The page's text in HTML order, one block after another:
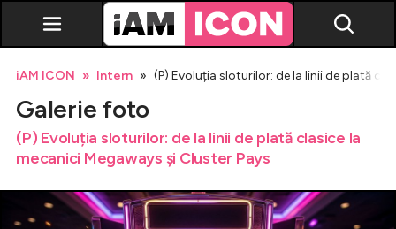
Vedete
Breaking news
iAM ICON Intern (P) Evoluția sloturilor: de la linii de plată
Galerie foto
(P) Evoluția sloturilor: de la linii de plată clasice la
mecanici Megaways și Cluster Pays